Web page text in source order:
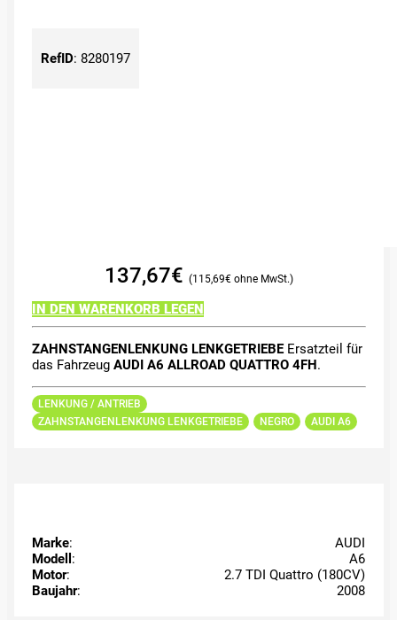
RefID: 8280197
137,67€ 115,69€
IN DEN WARENKORB LEGEN
ZAHNSTANGENLENKUNG LENKGETRIEBEErsatzteil für
das Fahrzeug AUDI A6 ALLROAD QUATTRO 4FH.
LENKUNG / ANTRIEB
ZAHNSTANGENLENKUNG LENKGETRIEBE
NEGRO AUDI A6
Marke:
AUDI
Modell :
A6
Motor:
2.7 TDI Quattro (180CV)
Baujahr: 2008